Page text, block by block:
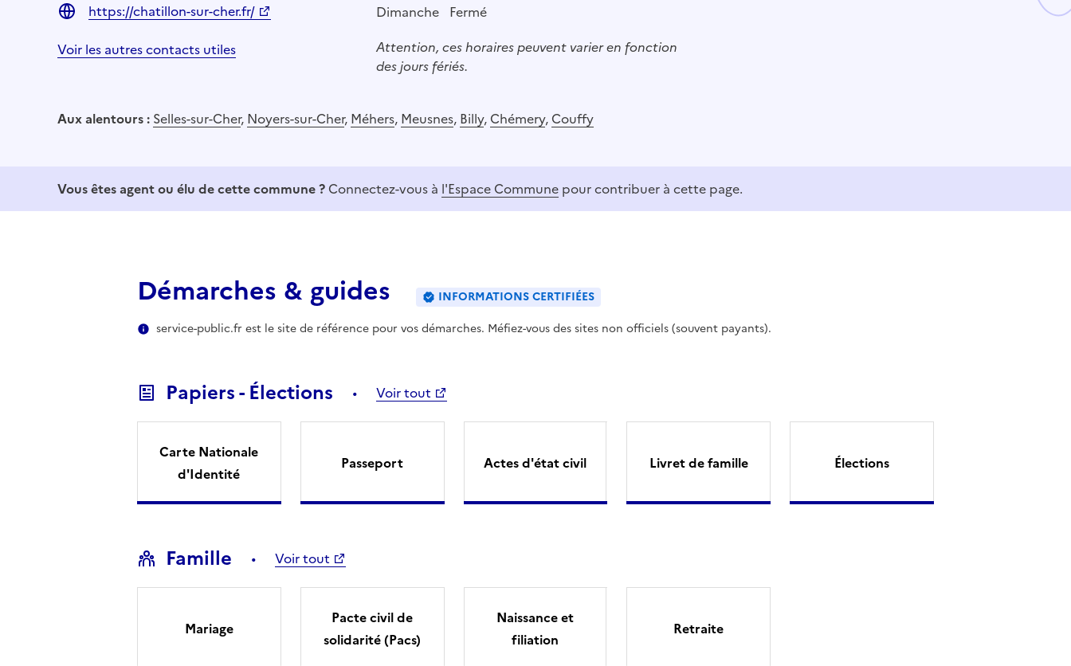
https://chatillon-sur-cher.fr/
Voir les autres contacts utiles
Dimanche Fermé
Attention, ces horaires peuvent varier en fonction
des jours fériés.
Aux alentours : Selles-sur-Cher, Noyers-sur-Cher, Méhers, Meusnes, Billy, Chémery, Couffy
Vous êtes agent ou élu de cette commune ? Connectez-vous à l'Espace Commune pour contribuer à cette page.
Démarches & guides
INFORMATIONS CERTIFIÉES
service-public.fr est le site de référence pour vos démarches. Méfiez-vous des sites non officiels (souvent payants).
Papiers - Élections Voir tout
Carte Nationale
d'Identité
Passeport Actes d'état civil Livret de famille Élections
Famille Voir tout
Mariage
Pacte civil de
solidarité (Pacs)
Naissance et
filiation
Retraite